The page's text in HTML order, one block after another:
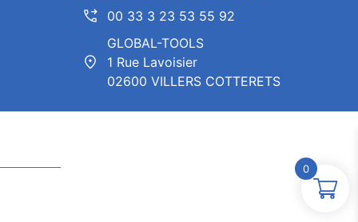
00 33 3 23 53 55 92
GLOBAL-TOOLS
1 Rue Lavoisier
02600 VILLERS COTTERETS
0